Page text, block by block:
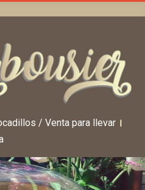
/ Venta para llevar